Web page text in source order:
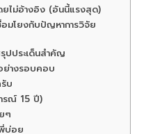
ไม่อ้างอิง (อันนี้แรงสุด)
มโยงกับปัญหาการวิจัย
ปประเด็นสำคัญ
ย่างรอบคอบ
บ
รณ์ 15 ปี)
ๆ
บ่อย